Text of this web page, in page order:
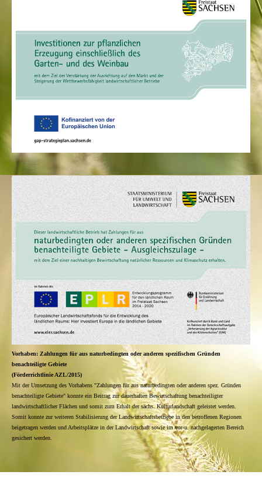
Vorhaben: Zahlungen für aus naturbedingten oder anderen spezifischen Gründen
benachteiligte Gebiete
(Förderrichtlinie AZL/2015)
Mit der Umsetzung des Vorhabens "Zahlungen für aus naturbedingten oder anderen spez. Gründen
benachteiligte Gebiete" konnte ein Beitrag zur dauerhaften Bewirtschaftung benachteiligter
landwirtschaftlicher Flächen und somit zum Erhalt der sächs. Kulturlandschaft geleistet werden.
Somit konnte zur weiteren Stabilisierung der Landwirtschaftsbetriebe in den betroffenen Regionen
beigetragen werden und Arbeitsplätze in der Landwirtschaft sowie im vor-u. nachgelagerten Bereich
gesichert werden.